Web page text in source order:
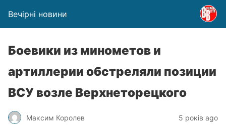
Вечірні новини
Боевики из минометов и
артиллерии обстреляли позиции
ВСУ возле Верхнеторецкого
Максим Королев 5 років ago